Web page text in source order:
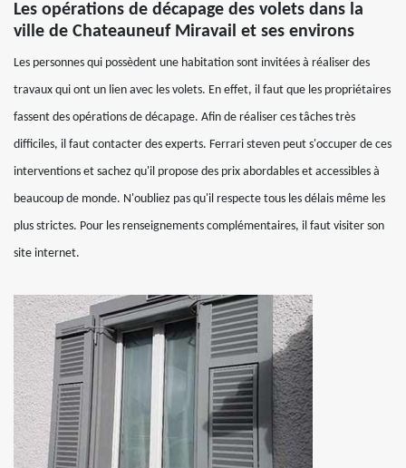
Les opérations de décapage des volets dans la
ville de Chateauneuf Miravail et ses environs
Les personnes qui possèdent une habitation sont invitées à réaliser des
travaux qui ont un lien avec les volets. En effet, il faut que les propriétaires
fassent des opérations de décapage. Afin de réaliser ces tâches très
difficiles, il faut contacter des experts. Ferrari steven peut s'occuper de ces
interventions et sachez qu'il propose des prix abordables et accessibles à
beaucoup de monde. N'oubliez pas qu'il respecte tous les délais même les
plus strictes. Pour les renseignements complémentaires, il faut visiter son
site internet.